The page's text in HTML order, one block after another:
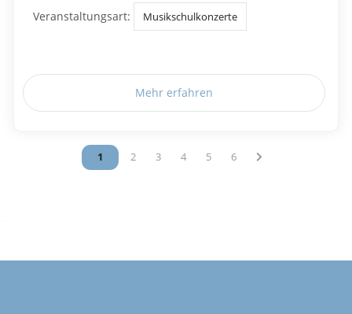
Veranstaltungsart: Musikschulkonzerte
Mehr erfahren
Vous êtes sur la page
1 Vous êtes sur la page
2 Vous êtes sur la page
3 Vous êtes sur la page
4 Vous êtes sur la page
5 Vous êtes sur la page
6